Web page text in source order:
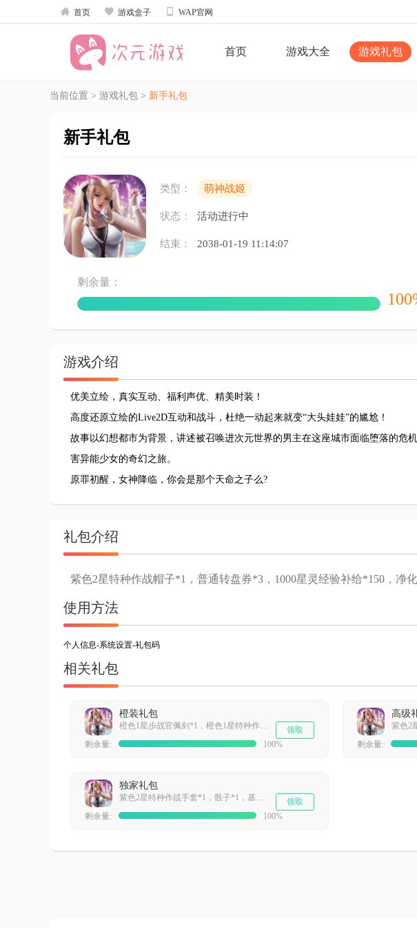
 首页  游戏盒子  WAP官网
首页 游戏大全 游戏礼包
当前位置 > 游戏礼包 > 新手礼包
新手礼包
类型： 萌神战姬
状态： 活动进行中
结束： 2038-01-19 11:14:07
剩余量：
游戏介绍
优美立绘，真实互动、福利声优、精美时装！
高度还原立绘的Live2D互动和战斗，杜绝一动起来就变“大头娃娃”的尴尬！
故事以幻想都市为背景，讲述被召唤进次元世界的男主在这座城市面临堕落的危
害异能少女的奇幻之旅。
原罪初醒，女神降临，你会是那个天命之子么?
礼包介绍
紫色2星特种作战帽子*1，普通转盘券*3，1000星灵经验补给*150，净
使用方法
个人信息-系统设置-礼包码
相关礼包
橙装礼包
橙色1星步战官佩剑*1，橙色1星特种作战手套*1，橙色1星特种作战帽子*1，橙色1星特种作战作战服*1
剩余量:
100%
领取
高级
剩余量:
独家礼包
紫色2星特种作战手套*1，骰子*1，基础作战芯片*1，遗迹调查许可*1
剩余量:
100%
领取